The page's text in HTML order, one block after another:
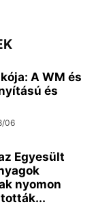
A WM és
és
06
Egyesült
nyomon